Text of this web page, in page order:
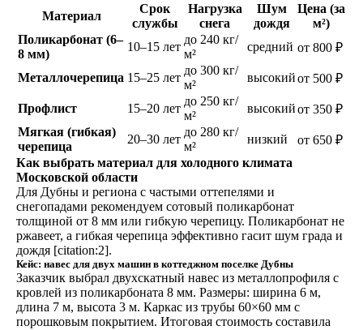
Материал
Срок
службы
Нагрузка
снега
Шум
дождя
Цена (за
м²)
Поликарбонат (6–
8 мм)
10–15 лет
до 240 кг/
м²
средний от 800 ₽
Металлочерепица 15–25 лет
до 300 кг/
м²
высокийот 500 ₽
Профлист 15–20 лет
до 250 кг/
м²
высокийот 350 ₽
Мягкая (гибкая)
черепица
20–30 лет
до 280 кг/
м²
низкий
от 650 ₽
Как выбрать материал для холодного климата
Московской области
Для Дубны и региона с частыми оттепелями и
снегопадами рекомендуем сотовый поликарбонат
толщиной от 8 мм или гибкую черепицу. Поликарбонат не
ржавеет, а гибкая черепица эффективно гасит шум града и
дождя [citation:2].
Кейс: навес для двух машин в коттеджном поселке Дубны
Заказчик выбрал двухскатный навес из металлопрофиля с
кровлей из поликарбоната 8 мм. Размеры: ширина 6 м,
длина 7 м, высота 3 м. Каркас из трубы 60×60 мм с
порошковым покрытием. Итоговая стоимость составила